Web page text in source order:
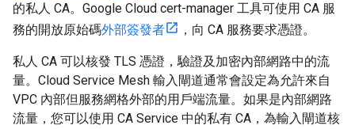
的私人 CA。Google Cloud cert-manager 工具可使用 CA 服
務的開放原始碼外部簽發者 ，向 CA 服務要求憑證。
私人 CA 可以核發 TLS 憑證，驗證及加密內部網路中的流
量。Cloud Service Mesh 輸入閘道通常會設定為允許來自
VPC 內部但服務網格外部的用戶端流量。如果是內部網路
流量，您可以使用 CA Service 中的私有 CA，為輸入閘道核